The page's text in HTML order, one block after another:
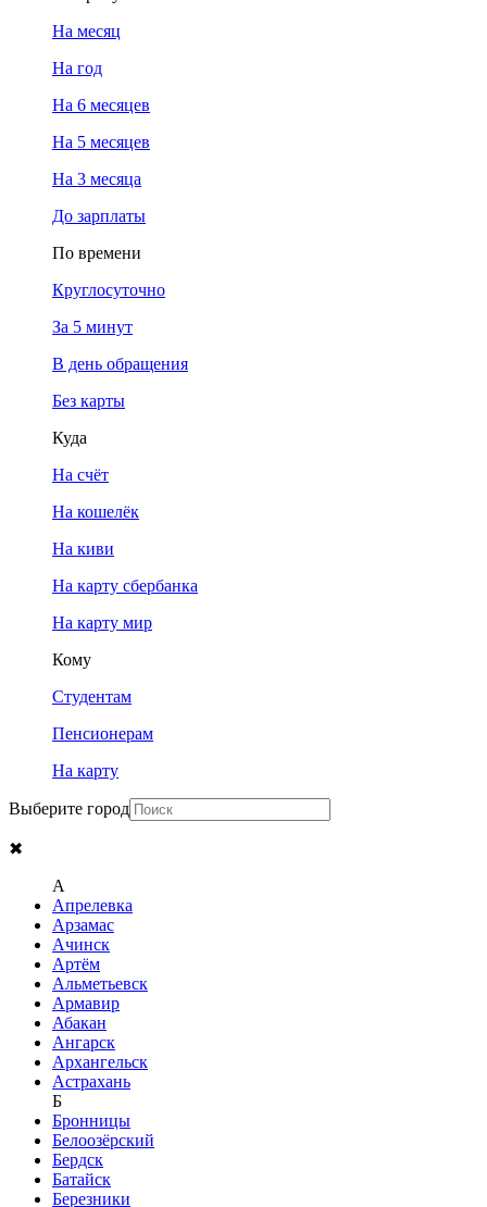
На месяц
На год
На 6 месяцев
На 5 месяцев
На 3 месяца
До зарплаты
По времени
Круглосуточно
За 5 минут
В день обращения
Без карты
Куда
На счёт
На кошелёк
На киви
На карту сбербанка
На карту мир
Кому
Студентам
Пенсионерам
На карту
Выберите город
✖
A
Апрелевка
Арзамас
Ачинск
Артём
Альметьевск
Армавир
Абакан
Ангарск
Архангельск
Астрахань
Б
Бронницы
Белоозёрский
Бердск
Батайск
Березники